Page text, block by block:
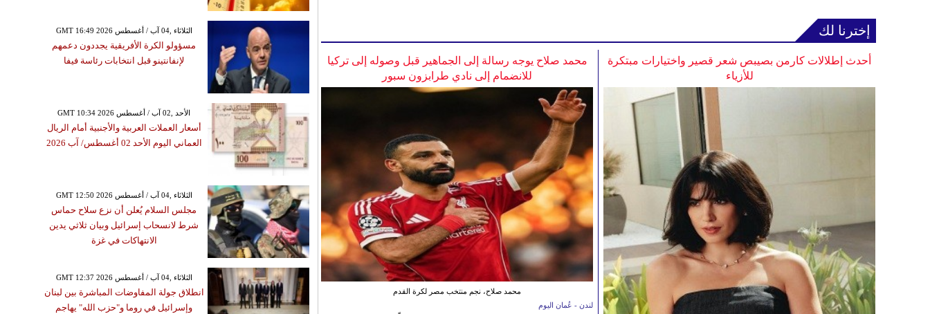
إخترنا لك
محمد صلاح يوجه رسالة إلى الجماهير قبل وصوله إلى تركيا
للانضمام إلى نادي طرابزون سبور
محمد صلاح، نجم منتخب مصر لكرة القدم
لندن - عُمان اليوم
أحدث إطلالات كارمن بصيبص شعر قصير واختيارات مبتكرة
للأزياء
GMT 16:49 2026 الثلاثاء ,04 آب / أغسطس
مسؤولو الكرة الأفريقية يجددون دعمهم
لإنفانتينو قبل انتخابات رئاسة فيفا
GMT 10:34 2026 الأحد ,02 آب / أغسطس
أسعار العملات العربية والأجنبية أمام الريال
العماني اليوم الأحد 02 أغسطس/ آب 2026
GMT 12:50 2026 الثلاثاء ,04 آب / أغسطس
مجلس السلام يُعلن أن نزع سلاح حماس
شرط لانسحاب إسرائيل وبيان ثلاثي يدين
الانتهاكات في غزة
GMT 12:37 2026 الثلاثاء ,04 آب / أغسطس
انطلاق جولة المفاوضات المباشرة بين لبنان
وإسرائيل في روما و"حزب الله" يهاجم